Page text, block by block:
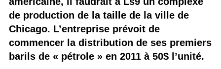
de production de la taille de la ville de
Chicago. L’entreprise prévoit de
commencer la distribution de ses premiers
barils de « pétrole » en 2011 à 50$ l’unité.